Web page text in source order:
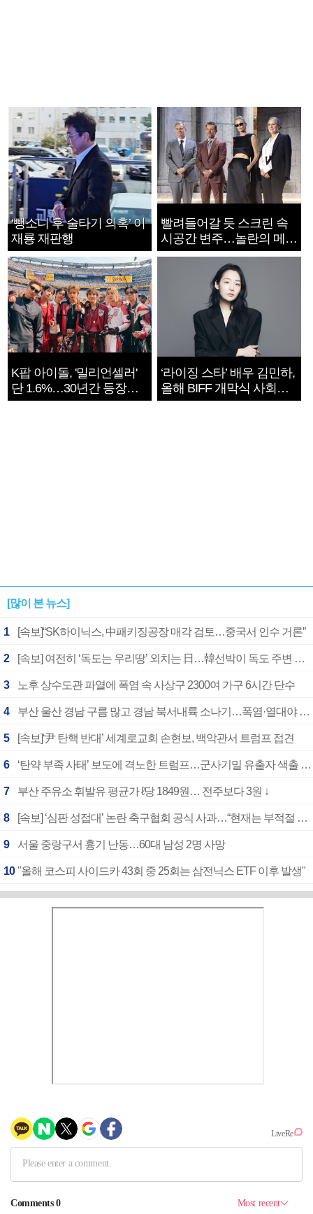
‘뺑소니 후 술타기 의혹’ 이
재룡 재판행
빨려들어갈 듯 스크린 속
시공간 변주…놀란의 메시
지는 ‘전쟁 속죄’
K팝 아이돌, '밀리언셀러'
단 1.6%…30년간 등장
1182개팀 전수조사
‘라이징 스타’ 배우 김민하,
올해 BIFF 개막식 사회자
확정
[많이 본 뉴스]
1 [속보]“SK하이닉스, 中패키징공장 매각 검토…중국서 인수 거론”
2 [속보] 여전히 ‘독도는 우리땅’ 외치는 日…韓선박이 독도 주변 해양조사 활동하자 반발
3 노후 상수도관 파열에 폭염 속 사상구 2300여 가구 6시간 단수
4 부산 울산 경남 구름 많고 경남 북서내륙 소나기…폭염·열대야 계속
5 [속보]‘尹 탄핵 반대’ 세계로교회 손현보, 백악관서 트럼프 접견
6 ‘탄약 부족 사태’ 보도에 격노한 트럼프…군사기밀 유출자 색출 지시
7 부산 주유소 휘발유 평균가 ℓ당 1849원… 전주보다 3원 ↓
8 [속보] ‘심판 성접대’ 논란 축구협회 공식 사과…“현재는 부적절 행위 없어”
9 서울 중랑구서 흉기 난동…60대 남성 2명 사망
10 "올해 코스피 사이드카 43회 중 25회는 삼전닉스 ETF 이후 발생"